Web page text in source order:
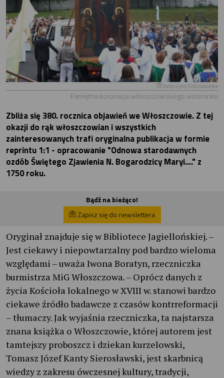
Katarzyna Dobrowolska
Pamiętna koronacja włoszczowskiego wizerunku
Zbliża się 380. rocznica objawień we Włoszczowie. Z tej
okazji do rąk włoszczowian i wszystkich
zainteresowanych trafi oryginalna publikacja w formie
reprintu 1:1 - opracowanie "Odnowa starodawnych
ozdób Świętego Zjawienia N. Bogarodzicy Maryi...." z
1750 roku.
Bądź na bieżąco!
Zapisz się do newslettera
Oryginał znajduje się w Bibliotece Jagiellońskiej. –
Jest ciekawy i niepowtarzalny pod bardzo wieloma
względami – uważa Iwona Boratyn, rzeczniczka
burmistrza MiG Włoszczowa. – Oprócz danych z
życia Kościoła lokalnego w XVIII w. stanowi bardzo
ciekawe źródło badawcze z czasów kontrreformacji
– tłumaczy. Jak wyjaśnia rzeczniczka, ta najstarsza
znana książka o Włoszczowie, której autorem jest
tamtejszy proboszcz i dziekan kurzelowski,
Tomasz Józef Kanty Sierosławski, jest skarbnicą
wiedzy z zakresu ówczesnej kultury, tradycji,